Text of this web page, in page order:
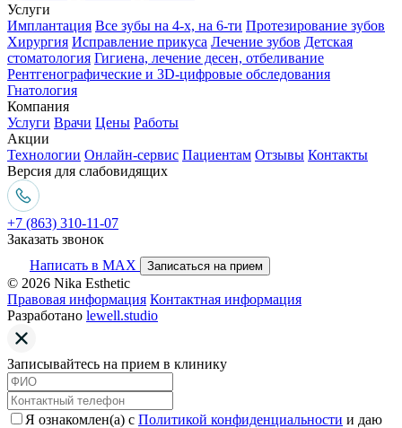
Услуги
Имплантация Все зубы на 4-х, на 6-ти Протезирование зубов
Хирургия Исправление прикуса Лечение зубов Детская
стоматология Гигиена, лечение десен, отбеливание
Рентгенографические и 3D-цифровые обследования
Гнатология
Компания
Услуги Врачи Цены Работы
Акции
Технологии Онлайн-сервис Пациентам Отзывы Контакты
Версия для слабовидящих
+7 (863) 310-11-07
Заказать звонок
Написать в MAX
Записаться на прием
© 2026 Nika Esthetic
Правовая информация Контактная информация
Разработано lewell.studio
Записывайтесь на прием в клинику
Я ознакомлен(а) с Политикой конфиденциальности и даю